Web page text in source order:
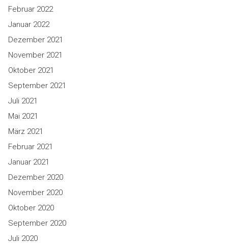
Februar 2022
Januar 2022
Dezember 2021
November 2021
Oktober 2021
September 2021
Juli 2021
Mai 2021
März 2021
Februar 2021
Januar 2021
Dezember 2020
November 2020
Oktober 2020
September 2020
Juli 2020